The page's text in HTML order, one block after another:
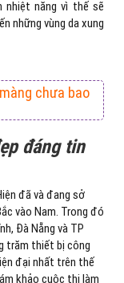
nhiệt năng vì thế sẽ
những vùng da xung
chưa bao
đáng tin
đã và đang sở
vào Nam. Trong đó
Đà Nẵng và TP
trăm thiết bị công
đại nhất trên thế
khảo cuộc thi làm